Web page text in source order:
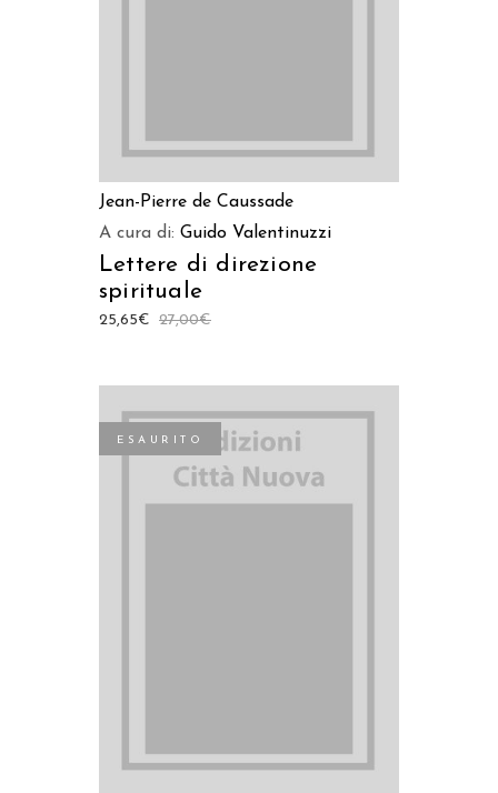
Jean-Pierre de Caussade
A cura di: Guido Valentinuzzi
Lettere di direzione
spirituale
27,00€
25,65€
ESAURITO